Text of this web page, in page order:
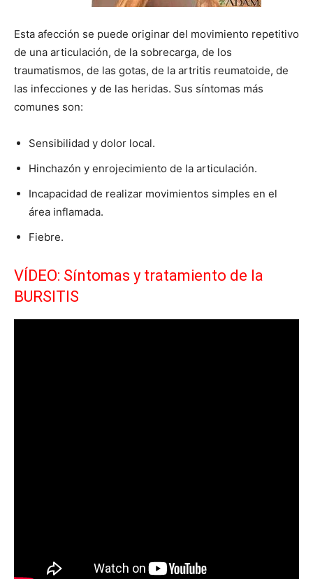
Esta afección se puede originar del movimiento repetitivo
de una articulación, de la sobrecarga, de los
traumatismos, de las gotas, de la artritis reumatoide, de
las infecciones y de las heridas. Sus síntomas más
comunes son:
Sensibilidad y dolor local.
Hinchazón y enrojecimiento de la articulación.
Incapacidad de realizar movimientos simples en el
área inflamada.
Fiebre.
VÍDEO: Síntomas y tratamiento de la
BURSITIS